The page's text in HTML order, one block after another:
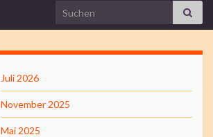
Search for:
Juli 2026
November 2025
Mai 2025